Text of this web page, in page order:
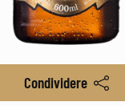
Condividere